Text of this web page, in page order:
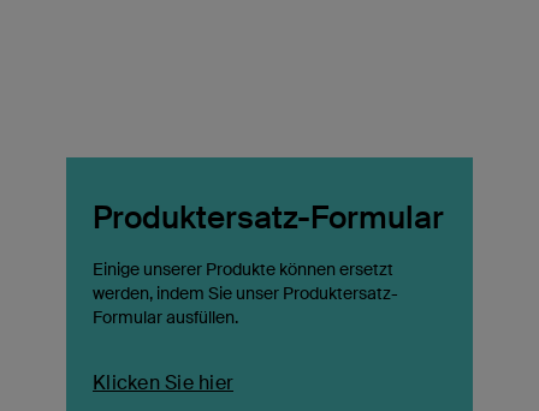
Produktersatz-Formular
Einige unserer Produkte können ersetzt
werden, indem Sie unser Produktersatz-
Formular ausfüllen.
Klicken Sie hier